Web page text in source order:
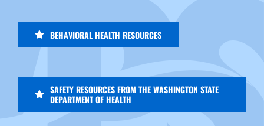
BEHAVIORAL HEALTH RESOURCES
SAFETY RESOURCES FROM THE WASHINGTON STATE
DEPARTMENT OF HEALTH